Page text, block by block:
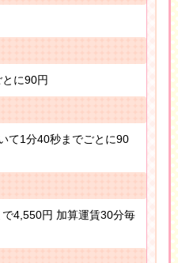
に90円
て1分40秒までごとに90
4,550円 加算運賃30分毎